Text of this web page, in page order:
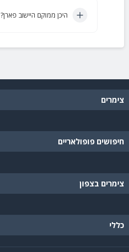
היכן ממוקם היישוב פארן?
צימרים
חיפושים פופולאריים
צימרים בצפון
כללי